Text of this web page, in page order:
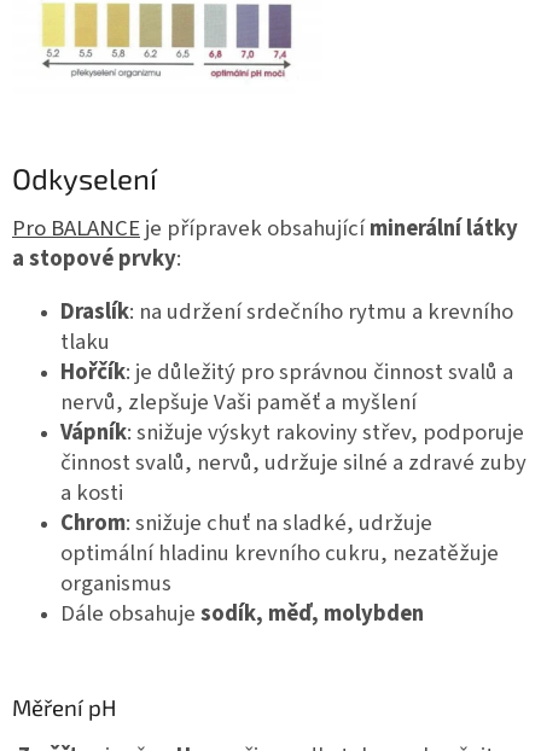
Odkyselení
Pro BALANCEje přípravek obsahujícíminerální látky
a stopové prvky:
Draslík: na udržení srdečního rytmu a krevního
tlaku
Hořčík: je důležitý pro správnou činnost svalů a
nervů, zlepšuje Vaši paměť a myšlení
Vápník: snižuje výskyt rakoviny střev, podporuje
činnost svalů, nervů, udržuje silné a zdravé zuby
a kosti
Chrom: snižuje chuť na sladké, udržuje
optimální hladinu krevního cukru, nezatěžuje
organismus
Dále obsahujesodík, měď, molybden
Měření pH